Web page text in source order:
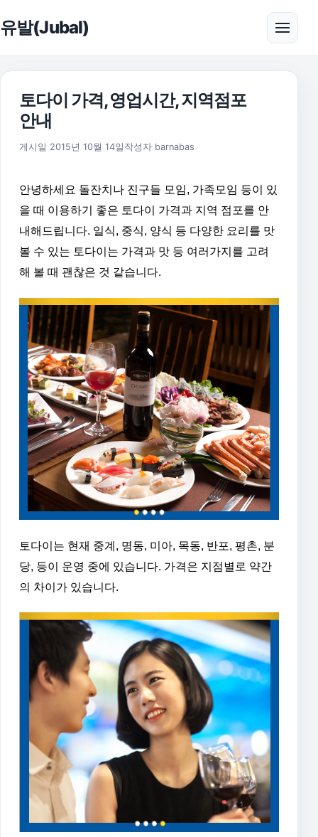
유발(Jubal) 메뉴
토다이 가격, 영업시간, 지역점포
안내
게시일 2015년 10월 14일 2015년 10월 15일
작성자 barnabas
안녕하세요 돌잔치나 진구들 모임, 가족모임 등이 있
을 때 이용하기 좋은 토다이 가격과 지역 점포를 안
내해드립니다. 일식, 중식, 양식 등 다양한 요리를 맛
볼 수 있는 토다이는 가격과 맛 등 여러가지를 고려
해 볼 때 괜찮은 것 같습니다.
토다이는 현재 중계, 명동, 미아, 목동, 반포, 평촌, 분
당, 등이 운영 중에 있습니다. 가격은 지점별로 약간
의 차이가 있습니다.